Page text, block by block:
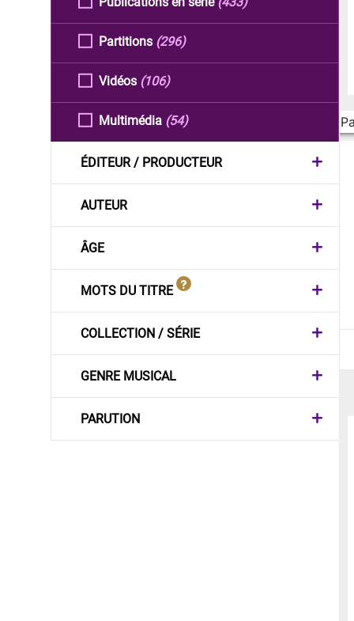
Partitions (296)
Vidéos (106)
Multimédia (54)
ÉDITEUR / PRODUCTEUR
AUTEUR
ÂGE
MOTS DU TITRE
COLLECTION / SÉRIE
GENRE MUSICAL
PARUTION